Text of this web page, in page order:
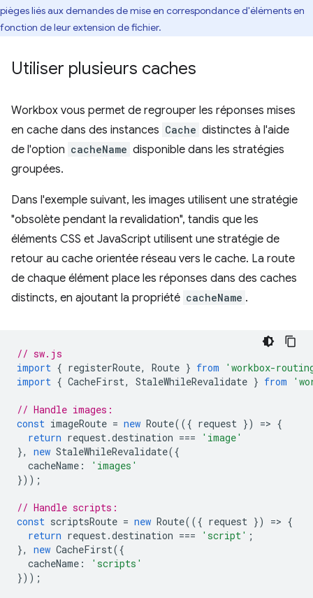
pièges liés aux demandes de mise en correspondance d'éléments en
fonction de leur extension de fichier.
Utiliser plusieurs caches
Workbox vous permet de regrouper les réponses mises
en cache dans des instances Cache distinctes à l'aide
de l'option cacheName disponible dans les stratégies
groupées.
Dans l'exemple suivant, les images utilisent une stratégie
"obsolète pendant la revalidation", tandis que les
éléments CSS et JavaScript utilisent une stratégie de
retour au cache orientée réseau vers le cache. La route
de chaque élément place les réponses dans des caches
distincts, en ajoutant la propriété cacheName .
// sw.js
import { registerRoute, Route } from
'workbox-
import { CacheFirst, StaleWhileRevalidate } from
// Handle images:
const imageRoute = new Route(({ request }) => {
return request.destination ===
'image'
},
new StaleWhileRevalidate({
cacheName :
'images'
}));
// Handle scripts:
const scriptsRoute = new Route(({ request }) => {
return request.destination === 'script' ;
},
new CacheFirst({
cacheName :
'scripts'
}));